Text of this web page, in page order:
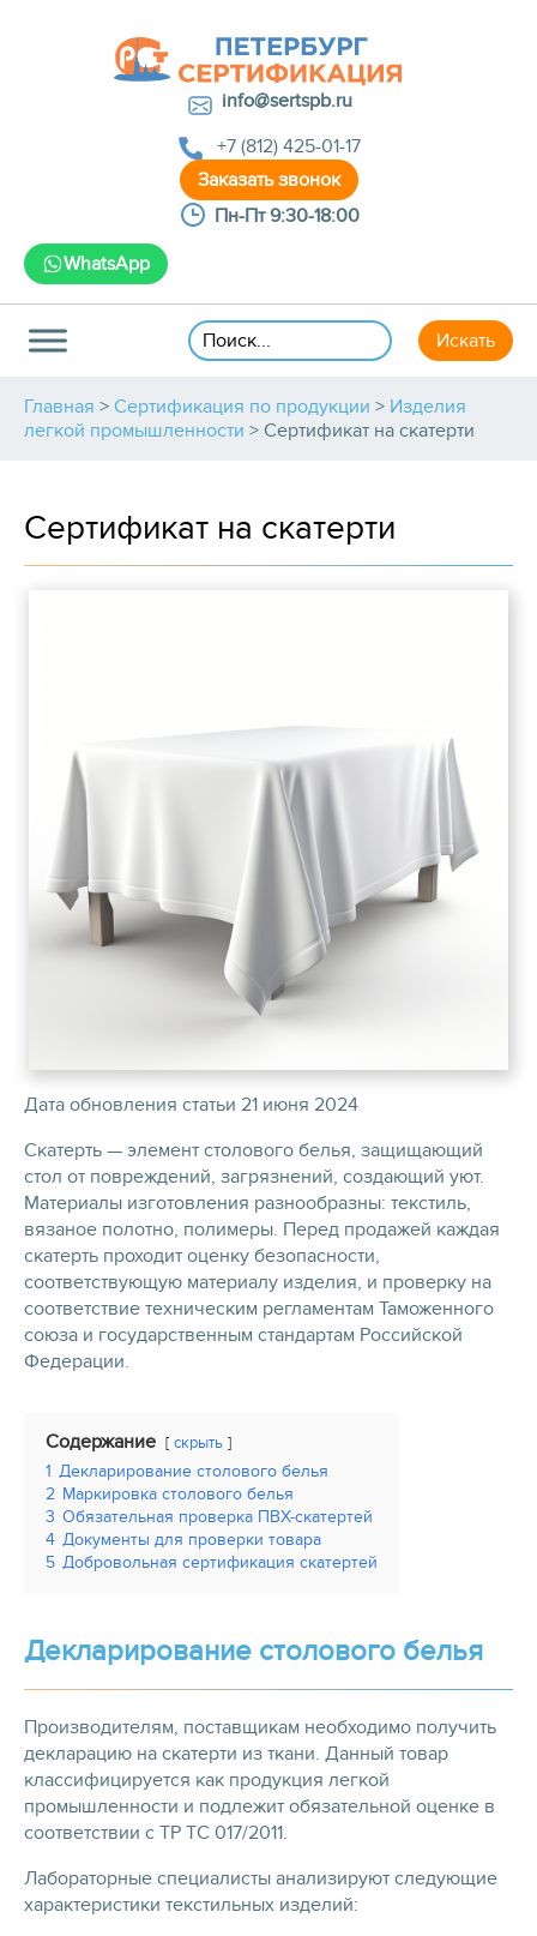
info@sertspb.ru
+7 (812) 425-01-17
Пн-Пт 9:30-18:00
WhatsApp
Главная > Сертификация по продукции > Изделия
легкой промышленности > Сертификат на скатерти
Сертификат на скатерти
Дата обновления статьи 21 июня 2024
Скатерть — элемент столового белья, защищающий
стол от повреждений, загрязнений, создающий уют.
Материалы изготовления разнообразны: текстиль,
вязаное полотно, полимеры. Перед продажей каждая
скатерть проходит оценку безопасности,
соответствующую материалу изделия, и проверку на
соответствие техническим регламентам Таможенного
союза и государственным стандартам Российской
Федерации.
Содержание скрыть
1 Декларирование столового белья
2 Маркировка столового белья
3 Обязательная проверка ПВХ-скатертей
4 Документы для проверки товара
5 Добровольная сертификация скатертей
Декларирование столового белья
Производителям, поставщикам необходимо получить
декларацию на скатерти из ткани. Данный товар
классифицируется как продукция легкой
промышленности и подлежит обязательной оценке в
соответствии с ТР ТС 017/2011.
Лабораторные специалисты анализируют следующие
характеристики текстильных изделий: